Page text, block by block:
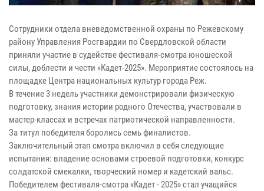
Сотрудники отдела вневедомственной охраны по Режевскому
району Управления Росгвардии по Свердловской области
приняли участие в судействе фестиваля-смотра юношеской
силы, доблести и чести «Кадет-2025». Мероприятие состоялось на
площадке Центра национальных культур города Реж.
В течение 3 недель участники демонстрировали физическую
подготовку, знания истории родного Отечества, участвовали в
мастер-классах и встречах патриотической направленности.
За титул победителя боролись семь финалистов.
Заключительный этап смотра включил в себя следующие
испытания: владение основами строевой подготовки, конкурс
солдатской смекалки, творческий номер и кадетский вальс.
Победителем фестиваля-смотра «Кадет - 2025» стал учащийся